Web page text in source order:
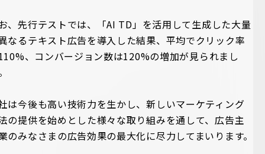
、先行テストでは、「AI TD」を活用して生成した大量
なるテキスト広告を導入した結果、平均でクリック率
、コンバージョン数は120%の増加が見られまし
は今後も高い技術力を生かし、新しいマーケティング
の提供を始めとした様々な取り組みを通して、広告主
のみなさまの広告効果の最大化に尽力してまいります。